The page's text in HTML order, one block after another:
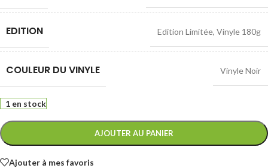
EDITION Edition Limitée, Vinyle 180g
COULEUR DU VINYLE Vinyle Noir
1 en stock
AJOUTER AU PANIER
Ajouter à mes favoris